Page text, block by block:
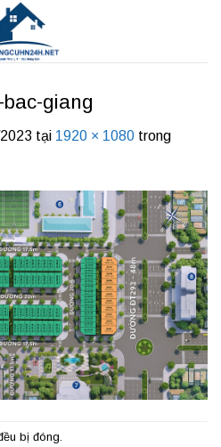
giang
tại 1920 × 1080 trong
bị đóng.